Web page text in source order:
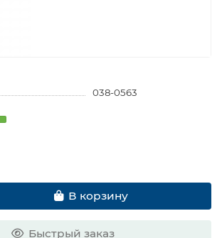
038-0563
В корзину
Быстрый заказ